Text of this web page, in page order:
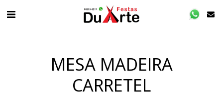
MESA MADEIRA
CARRETEL